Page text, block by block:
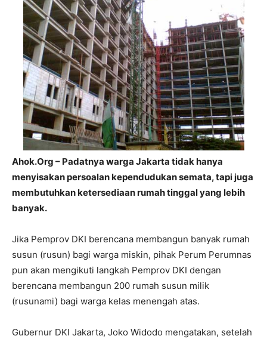
Ahok.Org – Padatnya warga Jakarta tidak hanya
menyisakan persoalan kependudukan semata, tapi juga
membutuhkan ketersediaan rumah tinggal yang lebih
banyak.
Jika Pemprov DKI berencana membangun banyak rumah
susun (rusun) bagi warga miskin, pihak Perum Perumnas
pun akan mengikuti langkah Pemprov DKI dengan
berencana membangun 200 rumah susun milik
(rusunami) bagi warga kelas menengah atas.
Gubernur DKI Jakarta, Joko Widodo mengatakan, setelah